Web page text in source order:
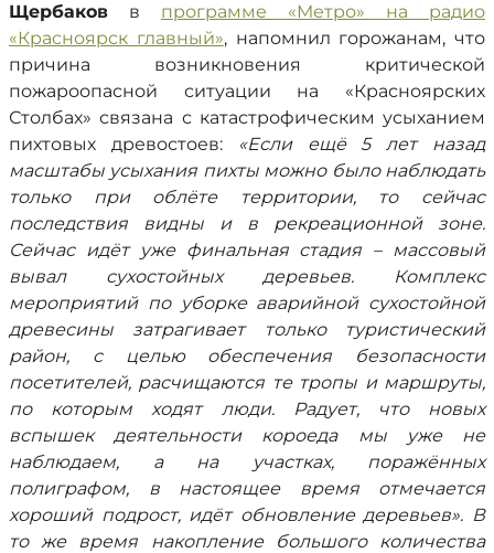
Щербаков в программе «Метро» на радио
«Красноярск главный», напомнил горожанам, что
причина возникновения критической
пожароопасной ситуации на «Красноярских
Столбах» связана с катастрофическим усыханием
пихтовых древостоев:
«Если ещё 5 лет назад
масштабы усыхания пихты можно было наблюдать
только при облёте территории, то сейчас
последствия видны и в рекреационной зоне.
Сейчас идёт уже финальная стадия – массовый
вывал сухостойных деревьев. Комплекс
мероприятий по уборке аварийной сухостойной
древесины затрагивает только туристический
район, с целью обеспечения безопасности
посетителей, расчищаются те тропы и маршруты,
по которым ходят люди. Радует, что новых
вспышек деятельности короеда мы уже не
наблюдаем, а на участках, поражённых
полиграфом, в настоящее время отмечается
хороший подрост, идёт обновление деревьев». В
то же время накопление большого количества